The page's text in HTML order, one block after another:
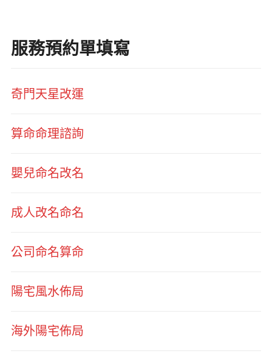
服務預約單填寫
奇門天星改運
算命命理諮詢
嬰兒命名改名
成人改名命名
公司命名算命
陽宅風水佈局
海外陽宅佈局